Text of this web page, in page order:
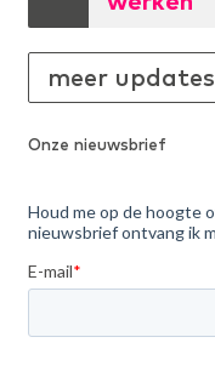
meer updates
Onze nieuwsbrief